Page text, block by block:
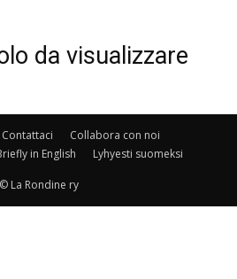
da visualizzare
Contattaci
Collabora con noi
in English Lyhyesti suomeksi
© La Rondine ry